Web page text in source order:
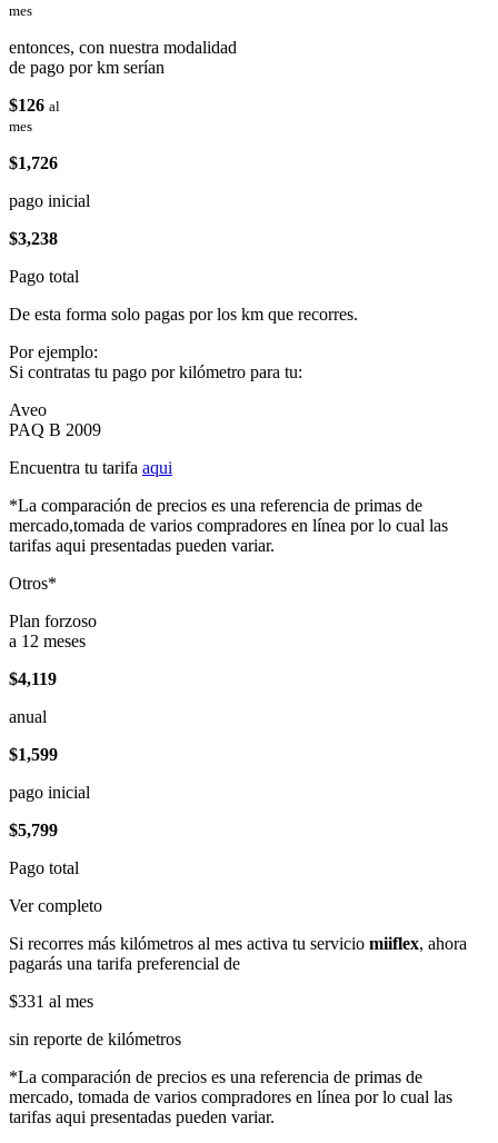
mes
entonces, con nuestra modalidad
de pago por km serían
$126 al
mes
$1,726
pago inicial
$3,238
Pago total
De esta forma solo pagas por los km que recorres.
Por ejemplo:
Si contratas tu pago por kilómetro para tu:
Aveo
PAQ B 2009
Encuentra tu tarifa aqui
*La comparación de precios es una referencia de primas de
mercado,tomada de varios compradores en línea por lo cual las
tarifas aqui presentadas pueden variar.
Otros*
Plan forzoso
a 12 meses
$4,119
anual
$1,599
pago inicial
$5,799
Pago total
Ver completo
Si recorres más kilómetros al mes activa tu servicio miiflex, ahora
pagarás una tarifa preferencial de
$331 al mes
sin reporte de kilómetros
*La comparación de precios es una referencia de primas de
mercado, tomada de varios compradores en línea por lo cual las
tarifas aqui presentadas pueden variar.